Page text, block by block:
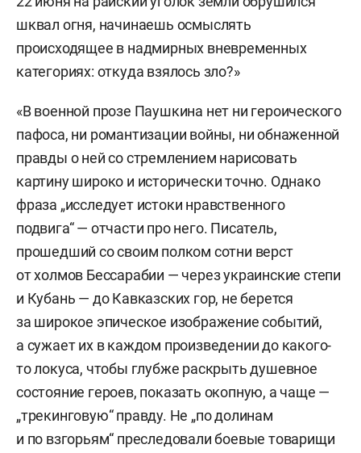
шквал огня, начинаешь осмыслять
происходящее в надмирных вневременных
категориях: откуда взялось зло?»
«В военной прозе Паушкина нет ни героического
пафоса, ни романтизации войны, ни обнаженной
правды о ней со стремлением нарисовать
картину широко и исторически точно. Однако
фраза „исследует истоки нравственного
подвига“ — отчасти про него. Писатель,
прошедший со своим полком сотни верст
от холмов Бессарабии — через украинские степи
и Кубань — до Кавказских гор, не берется
за широкое эпическое изображение событий,
а сужает их в каждом произведении до какого-
то локуса, чтобы глубже раскрыть душевное
состояние героев, показать окопную, а чаще —
„трекинговую“ правду. Не „по долинам
и по взгорьям“ преследовали боевые товарищи